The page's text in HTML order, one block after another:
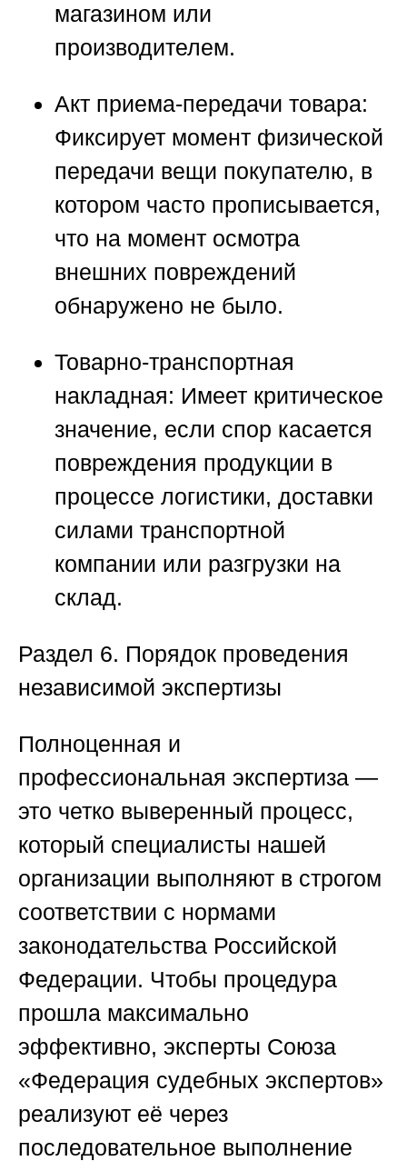
магазином или
производителем.
Акт приема-передачи товара:
Фиксирует момент физической
передачи вещи покупателю, в
котором часто прописывается,
что на момент осмотра
внешних повреждений
обнаружено не было.
Товарно-транспортная
накладная: Имеет критическое
значение, если спор касается
повреждения продукции в
процессе логистики, доставки
силами транспортной
компании или разгрузки на
склад.
Раздел 6. Порядок проведения
независимой экспертизы
Полноценная и
профессиональная экспертиза —
это четко выверенный процесс,
который специалисты нашей
организации выполняют в строгом
соответствии с нормами
законодательства Российской
Федерации. Чтобы процедура
прошла максимально
эффективно, эксперты Союза
«Федерация судебных экспертов»
реализуют её через
последовательное выполнение